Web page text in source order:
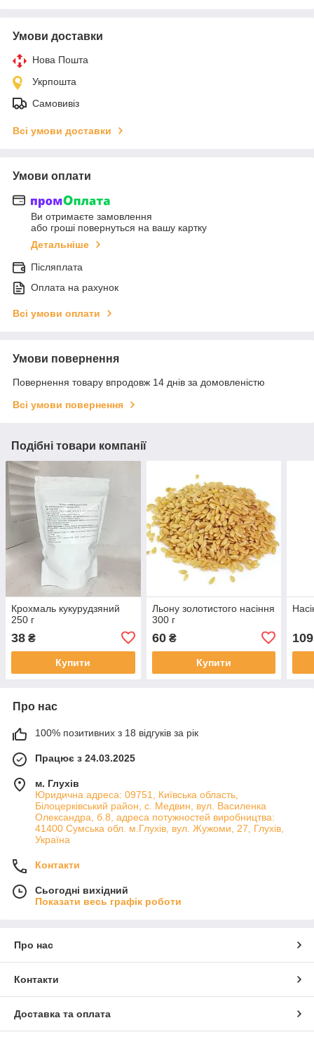
Умови доставки
Нова Пошта
Укрпошта
Самовивіз
Всі умови доставки
Умови оплати
Ви отримаєте замовлення
або гроші повернуться на вашу картку
Детальніше
Післяплата
Оплата на рахунок
Всі умови оплати
Умови повернення
Повернення товару впродовж 14 днів за домовленістю
Всі умови повернення
Подібні товари компанії
Крохмаль кукурудзяний
250 г
38 ₴
Купити
Льону золотистого насіння
300 г
60₴
Купити
109
Про нас
100% позитивних з 18 відгуків за рік
Працює з 24.03.2025
м. Глухів
Юридична адреса: 09751, Київська область,
Білоцерківський район, с. Медвин, вул. Василенка
Олександра, б.8, адреса потужностей виробництва:
41400 Сумська обл. м.Глухів, вул. Жужоми, 27, Глухів,
Україна
Контакти
Сьогодні вихідний
Показати весь графік роботи
Про нас
Контакти
Доставка та оплата